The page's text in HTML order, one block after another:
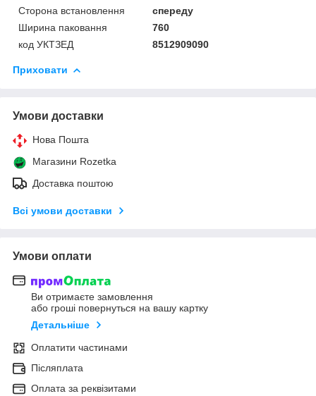
Сторона встановлення
спереду
Ширина паковання
760
код УКТЗЕД
8512909090
Приховати
Умови доставки
Нова Пошта
Магазини Rozetka
Доставка поштою
Всі умови доставки
Умови оплати
Ви отримаєте замовлення
або гроші повернуться на вашу картку
Детальніше
Оплатити частинами
Післяплата
Оплата за реквізитами